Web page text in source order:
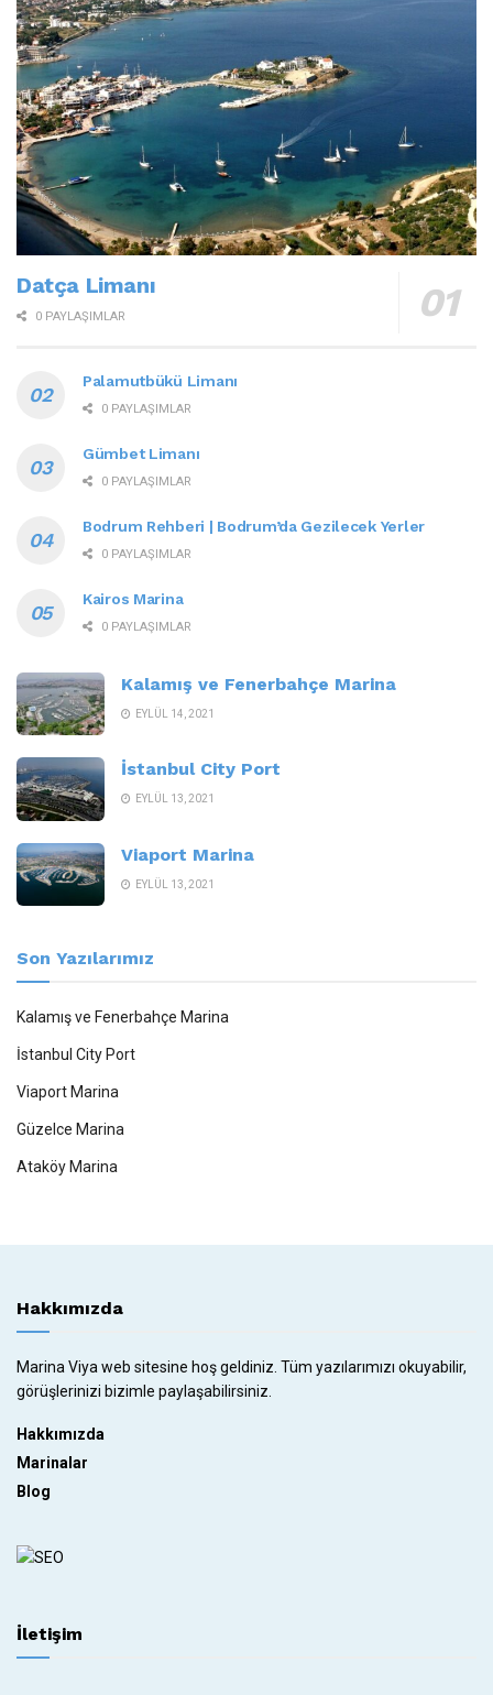
Datça Limanı
0 PAYLAŞIMLAR
Palamutbükü Limanı
0 PAYLAŞIMLAR
Gümbet Limanı
0 PAYLAŞIMLAR
Bodrum Rehberi | Bodrum’da Gezilecek Yerler
0 PAYLAŞIMLAR
Kairos Marina
0 PAYLAŞIMLAR
Kalamış ve Fenerbahçe Marina
EYLÜL 14, 2021
İstanbul City Port
EYLÜL 13, 2021
Viaport Marina
EYLÜL 13, 2021
Son Yazılarımız
Kalamış ve Fenerbahçe Marina
İstanbul City Port
Viaport Marina
Güzelce Marina
Ataköy Marina
Hakkımızda
Marina Viya web sitesine hoş geldiniz. Tüm yazılarımızı okuyabilir,
görüşlerinizi bizimle paylaşabilirsiniz.
Hakkımızda
Marinalar
Blog
İletişim